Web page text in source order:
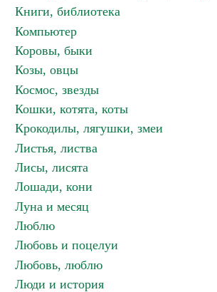
Книги, библиотека
Компьютер
Коровы, быки
Козы, овцы
Космос, звезды
Кошки, котята, коты
Крокодилы, лягушки, змеи
Листья, листва
Лисы, лисята
Лошади, кони
Луна и месяц
Люблю
Любовь и поцелуи
Любовь, люблю
Люди и история